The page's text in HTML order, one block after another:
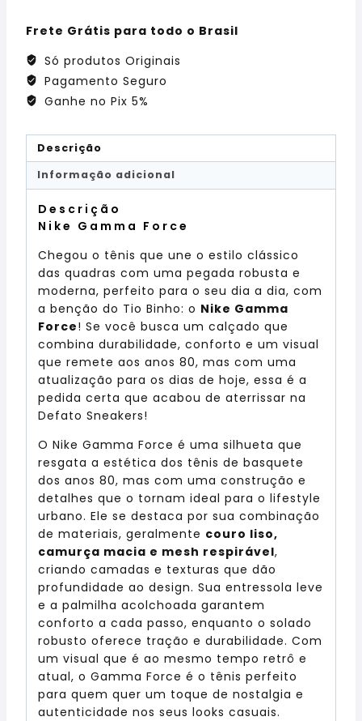
Frete Grátis para todo o Brasil
Só produtos Originais
Pagamento Seguro
Ganhe no Pix 5%
Descrição
Informação adicional
Descrição
Nike Gamma Force
Chegou o tênis que une o estilo clássico
das quadras com uma pegada robusta e
moderna, perfeito para o seu dia a dia, com
a benção do Tio Binho: o Nike Gamma
Force! Se você busca um calçado que
combina durabilidade, conforto e um visual
que remete aos anos 80, mas com uma
atualização para os dias de hoje, essa é a
pedida certa que acabou de aterrissar na
Defato Sneakers!
O Nike Gamma Force é uma silhueta que
resgata a estética dos tênis de basquete
dos anos 80, mas com uma construção e
detalhes que o tornam ideal para o lifestyle
urbano. Ele se destaca por sua combinação
de materiais, geralmente couro liso,
camurça macia e mesh respirável,
criando camadas e texturas que dão
profundidade ao design. Sua entressola leve
e a palmilha acolchoada garantem
conforto a cada passo, enquanto o solado
robusto oferece tração e durabilidade. Com
um visual que é ao mesmo tempo retrô e
atual, o Gamma Force é o tênis perfeito
para quem quer um toque de nostalgia e
autenticidade nos seus looks casuais.